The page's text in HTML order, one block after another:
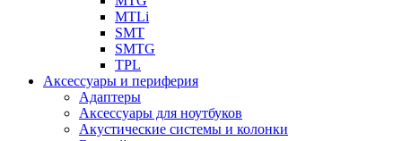
MTLi
SMT
SMTG
TPL
Аксессуары и периферия
Адаптеры
Аксессуары для ноутбуков
Акустические системы и колонки